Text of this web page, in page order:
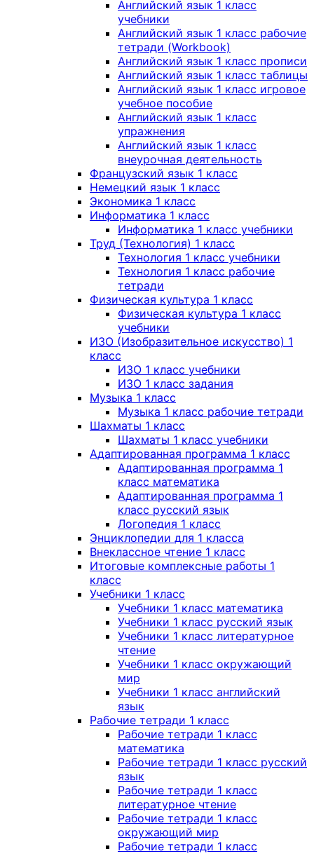
Английский язык 1 класс
учебники
Английский язык 1 класс рабочие
тетради (Workbook)
Английский язык 1 класс прописи
Английский язык 1 класс таблицы
Английский язык 1 класс игровое
учебное пособие
Английский язык 1 класс
упражнения
Английский язык 1 класс
внеурочная деятельность
Французский язык 1 класс
Немецкий язык 1 класс
Экономика 1 класс
Информатика 1 класс
Информатика 1 класс учебники
Труд (Технология) 1 класс
Технология 1 класс учебники
Технология 1 класс рабочие
тетради
Физическая культура 1 класс
Физическая культура 1 класс
учебники
ИЗО (Изобразительное искусство) 1
класс
ИЗО 1 класс учебники
ИЗО 1 класс задания
Музыка 1 класс
Музыка 1 класс рабочие тетради
Шахматы 1 класс
Шахматы 1 класс учебники
Адаптированная программа 1 класс
Адаптированная программа 1
класс математика
Адаптированная программа 1
класс русский язык
Логопедия 1 класс
Энциклопедии для 1 класса
Внеклассное чтение 1 класс
Итоговые комплексные работы 1
класс
Учебники 1 класс
Учебники 1 класс математика
Учебники 1 класс русский язык
Учебники 1 класс литературное
чтение
Учебники 1 класс окружающий
мир
Учебники 1 класс английский
язык
Рабочие тетради 1 класс
Рабочие тетради 1 класс
математика
Рабочие тетради 1 класс русский
язык
Рабочие тетради 1 класс
литературное чтение
Рабочие тетради 1 класс
окружающий мир
Рабочие тетради 1 класс